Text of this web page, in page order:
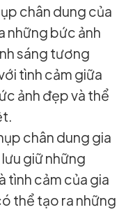
chân dung của
những bức ảnh
sáng tương
tình cảm giữa
ảnh đẹp và thể
chân dung gia
giữ những
tình cảm của gia
thể tạo ra những